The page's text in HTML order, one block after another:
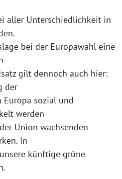
aller Unterschiedlichkeit in
bei der Europawahl eine
gilt dennoch auch hier:
der
Europa sozial und
werden
Union wachsenden
In
künftige grüne